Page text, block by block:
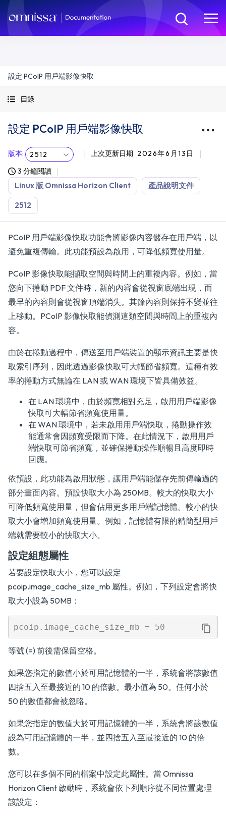
設定 PCoIP 用戶端影像快取
目錄
設定 PCoIP 用戶端影像快取
版本: 2512 上次更新日期 2026年6月13日
3 分鐘閱讀
Linux 版 Omnissa Horizon Client 產品說明文件
2512
PCoIP 用戶端影像快取功能會將影像內容儲存在用戶端，以
避免重複傳輸。此功能預設為啟用，可降低頻寬使用量。
PCoIP 影像快取能擷取空間與時間上的重複內容。例如，當
您向下捲動 PDF 文件時，新的內容會從視窗底端出現，而
最早的內容則會從視窗頂端消失。其餘內容則保持不變並往
上移動。PCoIP 影像快取能偵測這類空間與時間上的重複內
容。
由於在捲動過程中，傳送至用戶端裝置的顯示資訊主要是快
取索引序列，因此透過影像快取可大幅節省頻寬。這種有效
率的捲動方式無論在 LAN 或 WAN 環境下皆具備效益。
在 LAN 環境中，由於頻寬相對充足，啟用用戶端影像
快取可大幅節省頻寬使用量。
在 WAN 環境中，若未啟用用戶端快取，捲動操作效
能通常會因頻寬受限而下降。在此情況下，啟用用戶
端快取可節省頻寬，並確保捲動操作順暢且高度即時
回應。
依預設，此功能為啟用狀態，讓用戶端能儲存先前傳輸過的
部分畫面內容。預設快取大小為 250MB。較大的快取大小
可降低頻寬使用量，但會佔用更多用戶端記憶體。較小的快
取大小會增加頻寬使用量。例如，記憶體有限的精簡型用戶
端就需要較小的快取大小。
設定組態屬性
若要設定快取大小，您可以設定
pcoip.image_cache_size_mb 屬性。例如，下列設定會將快
取大小設為 50MB：
等號 (=) 前後需保留空格。
如果您指定的數值小於可用記憶體的一半，系統會將該數值
四捨五入至最接近的 10 的倍數。最小值為 50。任何小於
50 的數值都會被忽略。
如果您指定的數值大於可用記憶體的一半，系統會將該數值
設為可用記憶體的一半，並四捨五入至最接近的 10 的倍
數。
您可以在多個不同的檔案中設定此屬性。當 Omnissa
Horizon Client 啟動時，系統會依下列順序從不同位置處理
該設定：